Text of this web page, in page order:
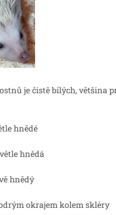
ostnů je čistě bílých, většina
hnědé
hnědá
hnědý
okrajem kolem skléry